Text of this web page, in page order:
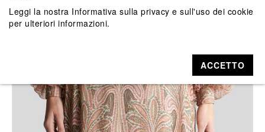
Leggi la nostra Informativa sulla privacy e sull'uso dei cookie
per ulteriori informazioni.
ACCETTO